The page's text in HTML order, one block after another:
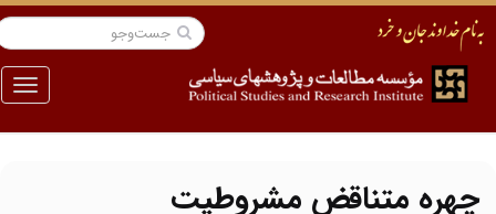
منو
چهره متناقض مشروطیت